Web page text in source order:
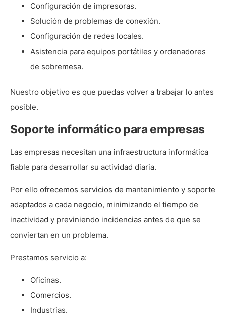
Configuración de impresoras.
Solución de problemas de conexión.
Configuración de redes locales.
Asistencia para equipos portátiles y ordenadores
de sobremesa.
Nuestro objetivo es que puedas volver a trabajar lo antes
posible.
Soporte informático para empresas
Las empresas necesitan una infraestructura informática
fiable para desarrollar su actividad diaria.
Por ello ofrecemos servicios de mantenimiento y soporte
adaptados a cada negocio, minimizando el tiempo de
inactividad y previniendo incidencias antes de que se
conviertan en un problema.
Prestamos servicio a:
Oficinas.
Comercios.
Industrias.